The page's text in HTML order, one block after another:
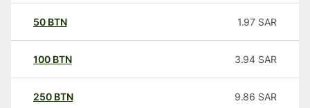
50 BTN 1.97 SAR
100 BTN 3.94 SAR
250 BTN 9.86 SAR